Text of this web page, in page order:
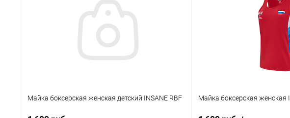
Майка боксерская женская детский INSANE RBF Майка боксерская женская